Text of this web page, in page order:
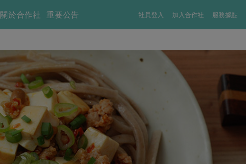
社員登入 加入合作社 服務據點
關於合作社 重要公告